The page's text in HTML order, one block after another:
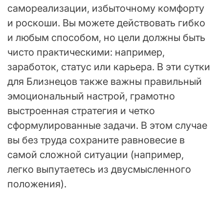
самореализации, избыточному комфорту
и роскоши. Вы можете действовать гибко
и любым способом, но цели должны быть
чисто практическими: например,
заработок, статус или карьера. В эти сутки
для Близнецов также важны правильный
эмоциональный настрой, грамотно
выстроенная стратегия и четко
сформулированные задачи. В этом случае
вы без труда сохраните равновесие в
самой сложной ситуации (например,
легко выпутаетесь из двусмысленного
положения).